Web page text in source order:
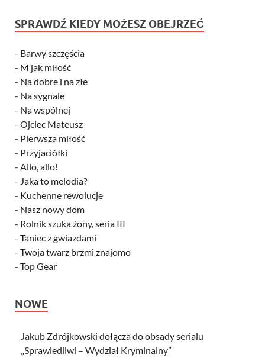
SPRAWDŹ KIEDY MOŻESZ OBEJRZEĆ
- Barwy szczęścia
- M jak miłość
- Na dobre i na złe
- Na sygnale
- Na wspólnej
- Ojciec Mateusz
- Pierwsza miłość
- Przyjaciółki
- Allo, allo!
- Jaka to melodia?
- Kuchenne rewolucje
- Nasz nowy dom
- Rolnik szuka żony, seria III
- Taniec z gwiazdami
- Twoja twarz brzmi znajomo
- Top Gear
NOWE
Jakub Zdrójkowski dołącza do obsady serialu
„Sprawiedliwi – Wydział Kryminalny”